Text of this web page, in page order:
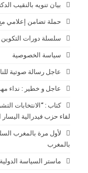
بيان تنويه بالنقيب
حملة تضامن إعلامي
سلسلة دورات التكوين
سياسة الخصوصية
عاجل رسالة صوتية
عاجل و خطير : نداء
كتاب : “الانتخابات
لقاء حزب فيدرالية
لأول مرة بالمغرب
بالمغرب
ماستر السياسة